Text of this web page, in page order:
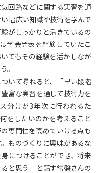
回路などに関する実習を通
幅広い知識や技術を学んで
がしっかりと活きているの
学会発表を経験していたこ
てもその経験を活かしなが
。
いて尋ねると、「早い段階
富な実習を通して技術力を
分けが3年次に行われるた
をしたいのかを考えること
専門性を高めていける点も
ものづくりに興味があるな
につけることができ、将来
と思う」と話す常盤さんの